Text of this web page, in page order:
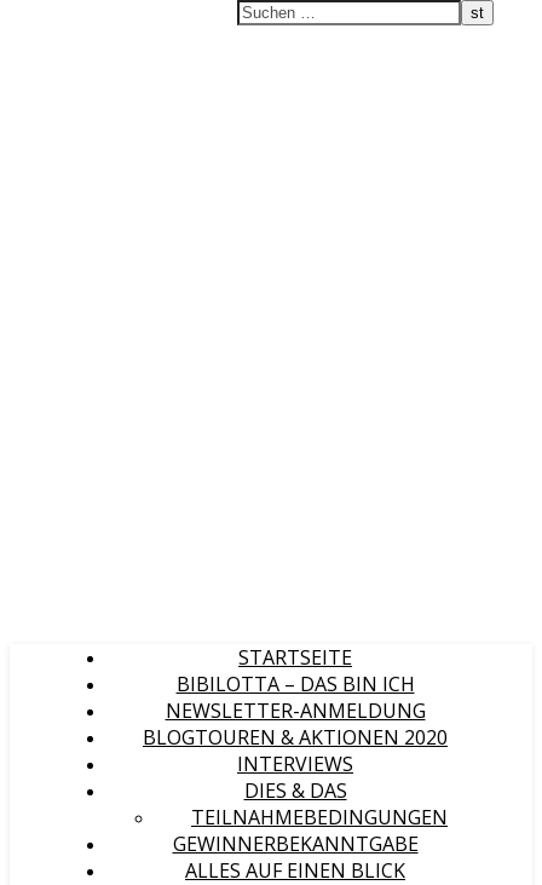
STARTSEITE
BIBILOTTA – DAS BIN ICH
NEWSLETTER-ANMELDUNG
BLOGTOUREN & AKTIONEN 2020
INTERVIEWS
DIES & DAS
TEILNAHMEBEDINGUNGEN
GEWINNERBEKANNTGABE
ALLES AUF EINEN BLICK